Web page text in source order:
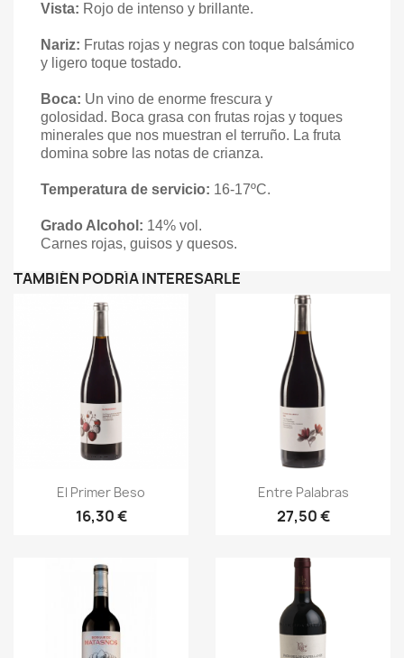
Vista: Rojo de intenso y brillante.
Nariz: Frutas rojas y negras con toque balsámico
y ligero toque tostado.
Boca: Un vino de enorme frescura y
golosidad. Boca grasa con frutas rojas y toques
minerales que nos muestran el terruño. La fruta
domina sobre las notas de crianza.
Temperatura de servicio: 16-17ºC.
Grado Alcohol: 14% vol .
Carnes rojas, guisos y quesos.
TAMBIÉN PODRÍA INTERESARLE
 Vista rápida
El Primer Beso
16,30 €
Vista rápida
Entre Palabras
27,50 €